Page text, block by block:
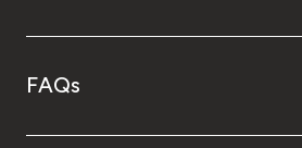
FAQs